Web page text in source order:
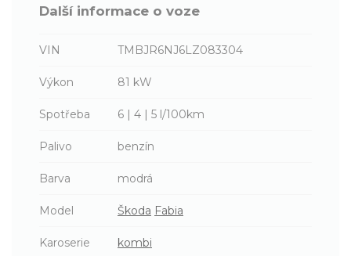
Další informace o voze
VIN TMBJR6NJ6LZ083304
Výkon 81 kW
Spotřeba 6 | 4 | 5 l/100km
Palivo benzín
Barva modrá
Model Škoda Fabia
Karoserie kombi